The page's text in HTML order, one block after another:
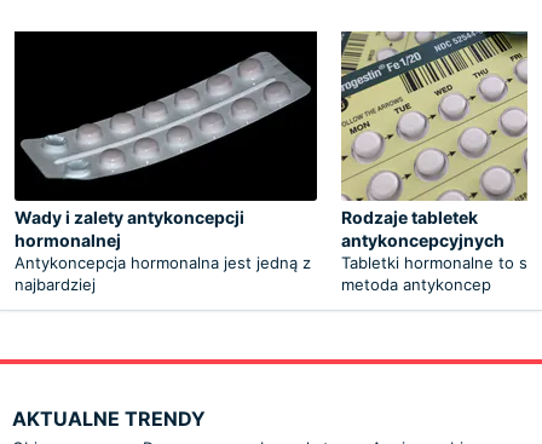
Wady i zalety antykoncepcji
hormonalnej
Antykoncepcja hormonalna jest jedną z
najbardziej
Rodzaje tabletek
antykoncepcyjnych
Tabletki hormonalne to
metoda antykoncep
AKTUALNE TRENDY